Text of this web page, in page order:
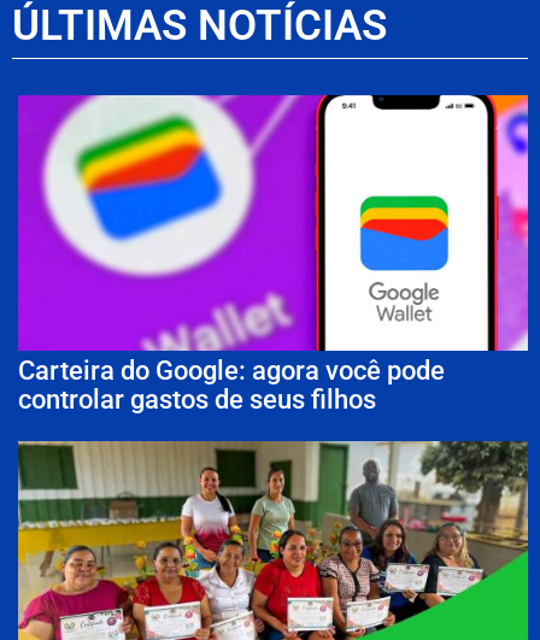
ÚLTIMAS NOTÍCIAS
Carteira do Google: agora você pode
controlar gastos de seus filhos